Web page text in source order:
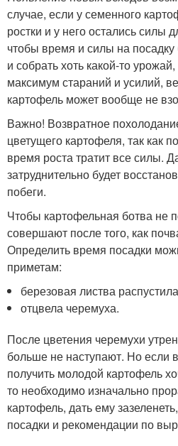
случае, если у семенного
ростки и у него остались силы
чтобы время и силы на
и собрать хоть какой-то
максимум стараний и усилий,
картофель может вообще не
Важно! Возвратное
цветущего картофеля, так как
время роста тратит все силы.
затруднительно будет
побеги.
Чтобы картофельная ботва не
совершают после того, как
Определить время посадки
приметам:
березовая листва
отцвела черемуха.
После цветения черемухи
больше не наступают. Но если
получить молодой картофель
то необходимо изначально
картофель, дать ему
посадки и рекомендации по